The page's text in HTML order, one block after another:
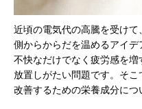
近頃の電気代の高騰を受け
側からからだを温めるアイ
不快なだけでなく疲労感を
放置しがたい問題です。そ
改善するための栄養成分につ